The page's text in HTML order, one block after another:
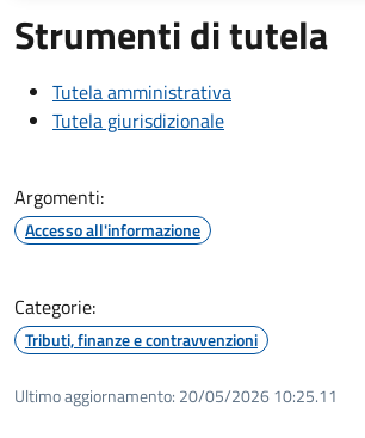
Strumenti di tutela
Tutela amministrativa
Tutela giurisdizionale
Argomenti:
Accesso all'informazione
Categorie:
Tributi, finanze e contravvenzioni
Ultimo aggiornamento: 20/05/2026 10:25.11